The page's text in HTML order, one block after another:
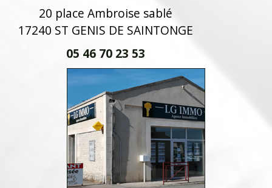
20 place Ambroise sablé
17240 ST GENIS DE SAINTONGE
05 46 70 23 53